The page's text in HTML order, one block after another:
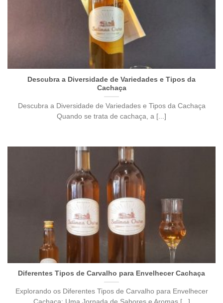
Descubra a Diversidade de Variedades e Tipos da
Cachaça
Descubra a Diversidade de Variedades e Tipos da Cachaça
Quando se trata de cachaça, a [...]
Diferentes Tipos de Carvalho para Envelhecer Cachaça
Explorando os Diferentes Tipos de Carvalho para Envelhecer